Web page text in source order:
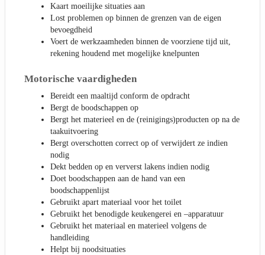
Kaart moeilijke situaties aan
Lost problemen op binnen de grenzen van de eigen
bevoegdheid
Voert de werkzaamheden binnen de voorziene tijd uit,
rekening houdend met mogelijke knelpunten
Motorische vaardigheden
Bereidt een maaltijd conform de opdracht
Bergt de boodschappen op
Bergt het materieel en de (reinigings)producten op na de
taakuitvoering
Bergt overschotten correct op of verwijdert ze indien
nodig
Dekt bedden op en ververst lakens indien nodig
Doet boodschappen aan de hand van een
boodschappenlijst
Gebruikt apart materiaal voor het toilet
Gebruikt het benodigde keukengerei en –apparatuur
Gebruikt het materiaal en materieel volgens de
handleiding
Helpt bij noodsituaties